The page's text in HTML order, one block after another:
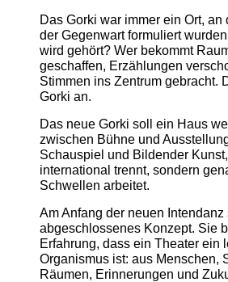
Das Gorki war immer ein Ort,
der Gegenwart formuliert
wird gehört? Wer bekommt
geschaffen, Erzählungen
Stimmen ins Zentrum gebracht.
Gorki an.
Das neue Gorki soll ein Haus
zwischen Bühne und
Schauspiel und Bildender
international trennt, sondern
Schwellen arbeitet.
Am Anfang der neuen
abgeschlossenes Konzept. Sie
Erfahrung, dass ein Theater ein
Organismus ist: aus Menschen,
Räumen, Erinnerungen und